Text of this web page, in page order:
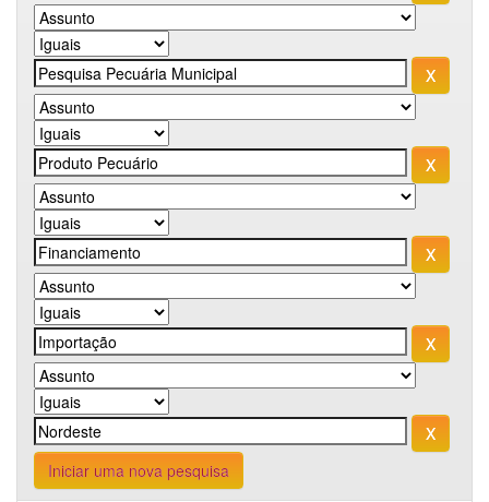
Iniciar uma nova pesquisa